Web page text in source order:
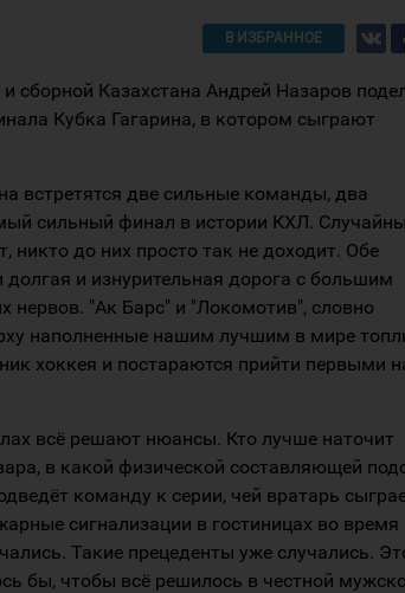
В ИЗБРАННОЕ
сборной Казахстана Андрей Назаров
Кубка Гагарина, в котором сыграют
встретятся две сильные команды, два
сильный финал в истории КХЛ.
никто до них просто так не доходит. Обе
и изнурительная дорога с большим
нервов. "Ак Барс" и "Локомотив", словно
наполненные нашим лучшим в мире
хоккея и постараются прийти первыми
всё решают нюансы. Кто лучше наточит
в какой физической составляющей
команду к серии, чей вратарь
сигнализации в гостиницах во время
Такие прецеденты уже случались.
бы, чтобы всё решилось в честной